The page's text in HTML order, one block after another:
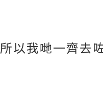
以我哋一齊去